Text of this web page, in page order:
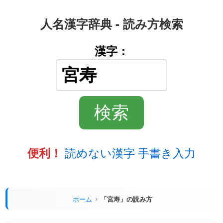
人名漢字辞典 - 読み方検索
漢字：
便利！ 読めない漢字 手書き入力
ホーム 「宮寿」の読み方